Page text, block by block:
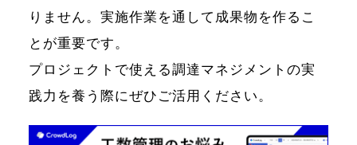
りません。実施作業を通して成果物を作るこ
とが重要です。
プロジェクトで使える調達マネジメントの実
践力を養う際にぜひご活用ください。